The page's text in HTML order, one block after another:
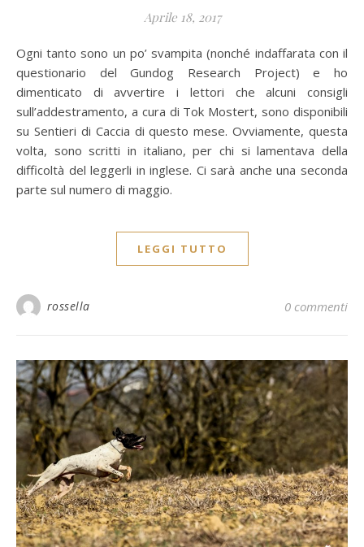
Aprile 18, 2017
Ogni tanto sono un po’ svampita (nonché indaffarata con il
questionario del Gundog Research Project) e ho
dimenticato di avvertire i lettori che alcuni consigli
sull’addestramento, a cura di Tok Mostert, sono disponibili
su Sentieri di Caccia di questo mese. Ovviamente, questa
volta, sono scritti in italiano, per chi si lamentava della
difficoltà del leggerli in inglese. Ci sarà anche una seconda
parte sul numero di maggio.
LEGGI TUTTO
rossella 0 commenti